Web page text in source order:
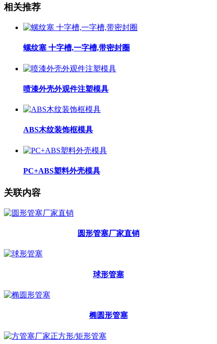
相关推荐
螺纹塞 十字槽,一字槽,带密封圈
喷漆外壳外观件注塑模具
ABS木纹装饰框模具
PC+ABS塑料外壳模具
关联内容
圆形管塞厂家直销
球形管塞
椭圆形管塞